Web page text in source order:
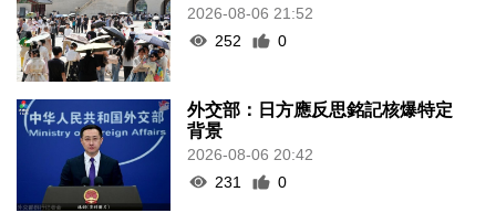
2026-08-06 21:52
252
0
外交部：日方應反思銘記核爆特定
背景
2026-08-06 20:42
231
0